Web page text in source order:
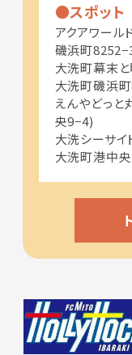
スポット
アクアワー
磯浜町
大洗町幕末
大洗町磯浜
えんやどっ
央9−4)
大洗シーサ
大洗町港中